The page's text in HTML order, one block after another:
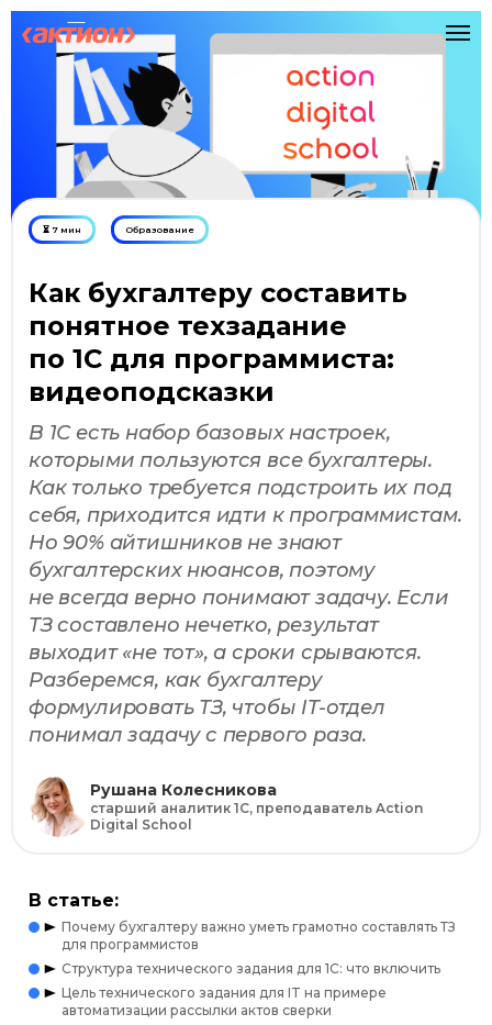
⏳ 7 мин Образование
Как бухгалтеру составить
понятное техзадание
по 1С для программиста:
видеоподсказки
В 1С есть набор базовых настроек,
которыми пользуются все бухгалтеры.
Как только требуется подстроить их под
себя, приходится идти к программистам.
Но 90% айтишников не знают
бухгалтерских нюансов, поэтому
не всегда верно понимают задачу. Если
ТЗ составлено нечетко, результат
выходит «не тот», а сроки срываются.
Разберемся, как бухгалтеру
формулировать ТЗ, чтобы IT-отдел
понимал задачу с первого раза.
Рушана Колесникова
старший аналитик 1С, преподаватель Action
Digital School
В статье:
Почему бухгалтеру важно уметь грамотно составлять ТЗ
для программистов
Структура технического задания для 1С: что включить
Цель технического задания для IT на примере
автоматизации рассылки актов сверки